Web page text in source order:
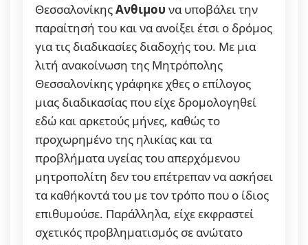
ΘεσσαλονίκηςΑνθιμου να υποβάλει την
παραίτησή του και να ανοίξει έτσι ο δρόμος
για τις διαδικασίες διαδοχής του. Με μια
λιτή ανακοίνωση της Μητρόπολης
Θεσσαλονίκης γράφηκε χθες ο επίλογος
μιας διαδικασίας που είχε δρομολογηθεί
εδώ και αρκετούς μήνες, καθώς το
προχωρημένο της ηλικίας και τα
προβλήματα υγείας του απερχόμενου
μητροπολίτη δεν του επέτρεπαν να ασκήσει
τα καθήκοντά του με τον τρόπο που ο ίδιος
επιθυμούσε. Παράλληλα, είχε εκφραστεί
σχετικός προβληματισμός σε ανώτατο